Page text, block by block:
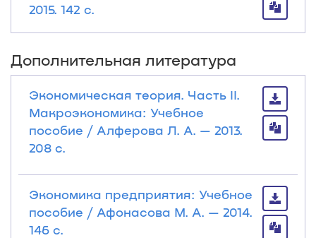
2015. 142 с.
Дополнительная литература
Экономическая теория. Часть II.
Макроэкономика: Учебное
пособие / Алферова Л. А. — 2013.
208 с.
Экономика предприятия: Учебное
пособие / Афонасова М. А. — 2014.
146 с.